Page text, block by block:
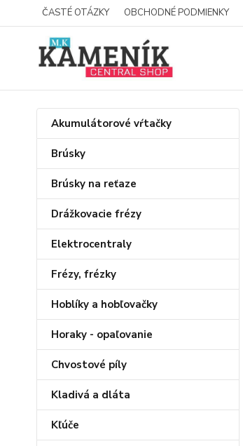
ČASTÉ OTÁZKY OBCHODNÉ PODMIENKY
Akumulátorové vŕtačky
Brúsky
Brúsky na reťaze
Drážkovacie frézy
Elektrocentraly
Frézy, frézky
Hoblíky a hobľovačky
Horaky - opaľovanie
Chvostové píly
Kladivá a dláta
Kľúče